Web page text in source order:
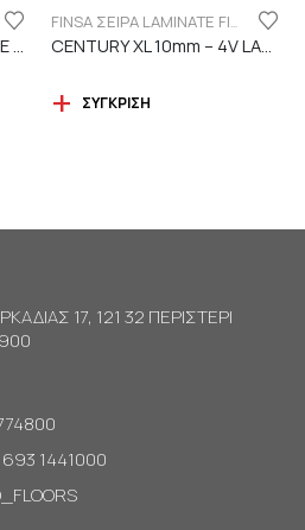
ΣΎΓΚΡΙΣΗ
17, 121 32 ΠΕΡΙΣΤΕΡΙ
1441000